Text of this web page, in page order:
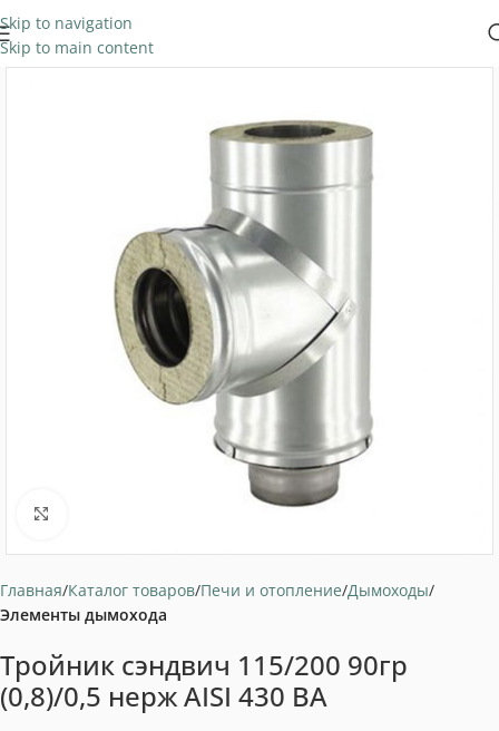
Skip to navigation
Skip to main content
Главная Каталог товаров Печи и отопление Дымоходы
Элементы дымохода
Тройник сэндвич 115/200 90гр
(0,8)/0,5 нерж AISI 430 ВА